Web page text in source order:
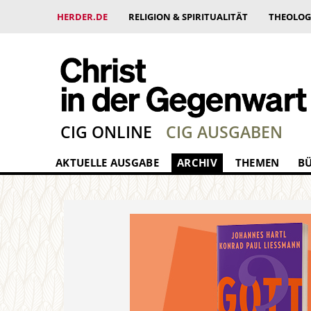
HERDER.DE RELIGION & SPIRITUALITÄT
CIG ONLINE CIG AUSGABEN
AKTUELLE AUSGABE ARCHIV THEMEN